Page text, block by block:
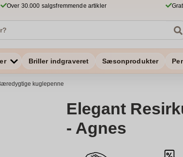
Over 30.000 salgsfremmende artikler
Briller indgraveret Sæsonprodukter
kuglepenne
Elegant
- Agnes